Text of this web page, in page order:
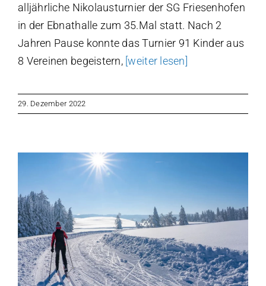
alljährliche Nikolausturnier der SG Friesenhofen
in der Ebnathalle zum 35.Mal statt. Nach 2
Jahren Pause konnte das Turnier 91 Kinder aus
8 Vereinen begeistern, [weiter lesen]
29. Dezember 2022